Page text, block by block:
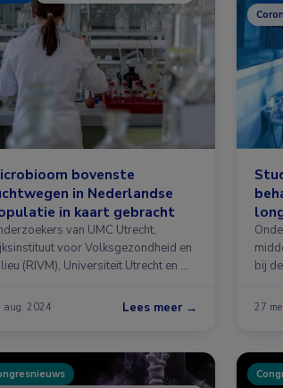
Longziekten
bovenste
in Nederlandse
in kaart gebracht
van UMC Utrecht,
voor Volksgezondheid en
(RIVM), Universiteit Utrecht en …
aug. 2024 Lees meer →
bij
27